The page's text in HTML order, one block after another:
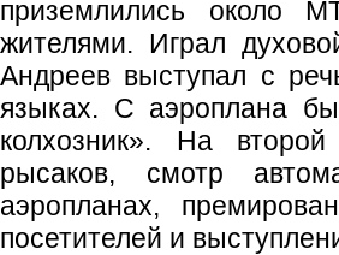
приземлились около
жителями. Играл
Андреев выступал с
языках. С аэроплана
колхозник». На
рысаков, смотр
аэропланах,
посетителей и